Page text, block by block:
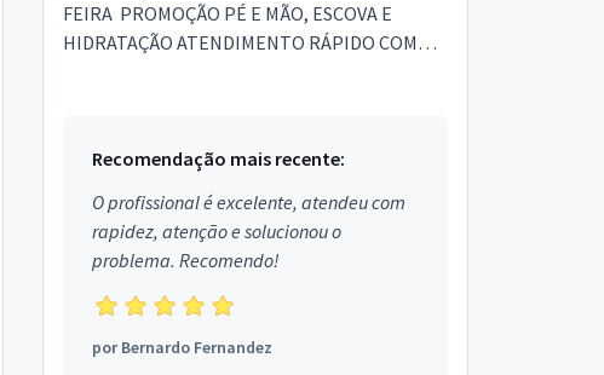
FEIRA PROMOÇÃO PÉ E MÃO, ESCOVA E
HIDRATAÇÃO ATENDIMENTO RÁPIDO COM
Recomendação mais recente:
O profissional é excelente, atendeu com
rapidez, atenção e solucionou o
problema. Recomendo!
porBernardo Fernandez